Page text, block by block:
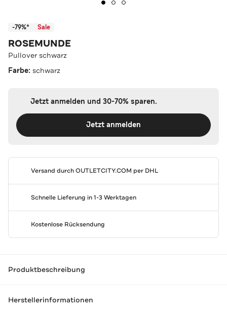
-79%* Sale
ROSEMUNDE
Pullover schwarz
Farbe: schwarz
Jetzt anmelden und 30-70% sparen.
Jetzt anmelden
Versand durchOUTLETCITY.COM per DHL
Schnelle Lieferung in 1-3 Werktagen
Kostenlose Rücksendung
Produktbeschreibung
Herstellerinformationen